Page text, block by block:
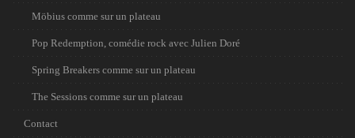
Möbius comme sur un plateau
Pop Redemption, comédie rock avec Julien Doré
Spring Breakers comme sur un plateau
The Sessions comme sur un plateau
Contact